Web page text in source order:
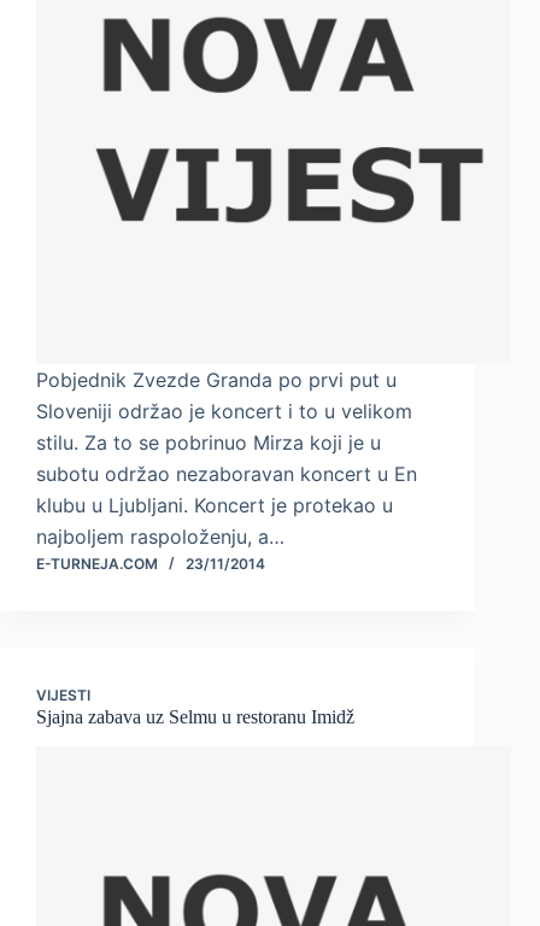
Pobjednik Zvezde Granda po prvi put u
Sloveniji održao je koncert i to u velikom
stilu. Za to se pobrinuo Mirza koji je u
subotu održao nezaboravan koncert u En
klubu u Ljubljani. Koncert je protekao u
najboljem raspoloženju, a…
E-TURNEJA.COM 23/11/2014
VIJESTI
Sjajna zabava uz Selmu u restoranu Imidž